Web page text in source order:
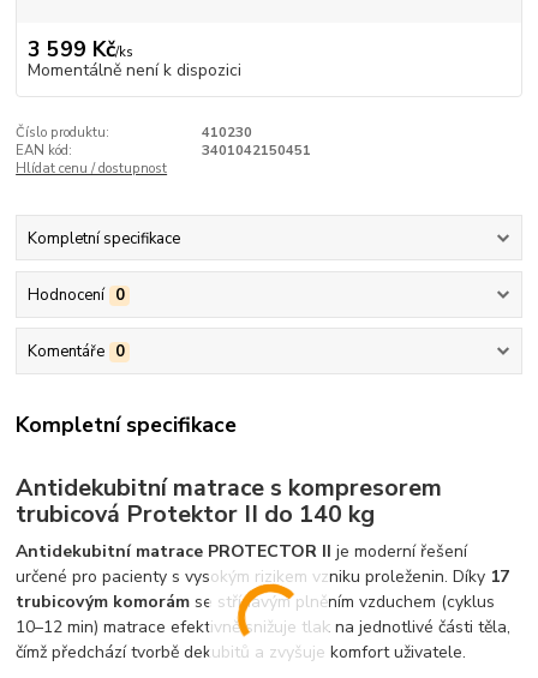
3 599 Kč/ks
Momentálně není k dispozici
Číslo produktu:
410230
EAN kód:
3401042150451
Hlídat cenu / dostupnost
Kompletní specifikace
Hodnocení 0
Komentáře 0
Kompletní specifikace
Antidekubitní matrace s kompresorem
trubicová Protektor II do 140 kg
Antidekubitní matrace PROTECTOR II je moderní řešení
určené pro pacienty s vysokým rizikem vzniku proleženin. Díky 17
trubicovým komorám se střídavým plněním vzduchem (cyklus
10–12 min) matrace efektivně snižuje tlak na jednotlivé části těla,
čímž předchází tvorbě dekubitů a zvyšuje komfort uživatele.